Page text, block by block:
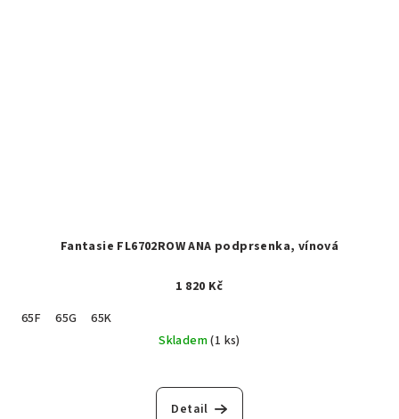
Fantasie FL6702ROW ANA podprsenka, vínová
1 820 Kč
65F
65G
65K
Skladem(1 ks)
Detail